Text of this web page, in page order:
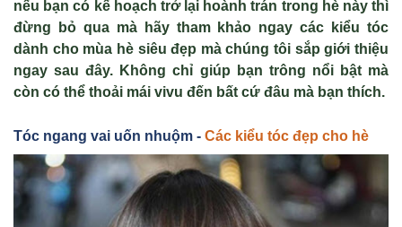
nếu bạn có kế hoạch trở lại hoành trán trong hè này thì
đừng bỏ qua mà hãy tham khảo ngay các kiểu tóc
dành cho mùa hè siêu đẹp mà chúng tôi sắp giới thiệu
ngay sau đây. Không chỉ giúp bạn trông nổi bật mà
còn có thể thoải mái vivu đến bất cứ đâu mà bạn thích.
Tóc ngang vai uốn nhuộm - Các kiểu tóc đẹp cho hè